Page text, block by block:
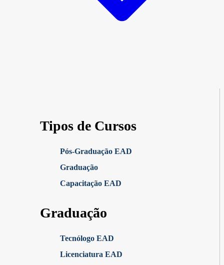
Tipos de Cursos
Pós-Graduação EAD
Graduação
Capacitação EAD
Graduação
Tecnólogo EAD
Licenciatura EAD